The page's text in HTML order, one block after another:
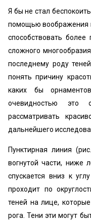
Я бы не стал
помощью воображения
способствовать
сложного
последнему роду
понять причину
каких бы
очевидностью это
рассматривать
дальнейшего
Пунктирная линия
вогнутой части, ниже
спускается вниз к
проходит по
теней на лице,
рога. Тени эти могут